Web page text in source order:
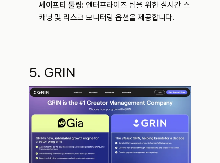
세이프티 툴링: 엔터프라이즈 팀을 위한 실시간 스
캐닝 및 리스크 모니터링 옵션을 제공합니다.
5. GRIN